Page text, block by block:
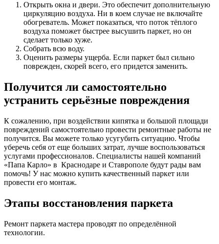
Открыть окна и двери. Это обеспечит дополнительную
циркуляцию воздуха. Ни в коем случае не включайте
обогреватель. Может показаться, что поток тёплого
воздуха поможет быстрее высушить паркет, но он
сделает только хуже.
Собрать всю воду.
Оценить размеры ущерба. Если паркет был сильно
поврежден, скорей всего, его придется заменить.
Получится ли самостоятельно
устранить серьёзные повреждения
К сожалению, при воздействии кипятка и большой площади
повреждений самостоятельно провести ремонтные работы не
получится. Вы можете только усугубить ситуацию. Чтобы
уберечь себя от еще больших затрат, лучше воспользоваться
услугами профессионалов. Специалисты нашей компаний
«Папа Карло» в Краснодаре и Ставрополе будут рады вам
помочь! У нас можно купить качественный паркет или
провести его монтаж.
Этапы восстановления паркета
Ремонт паркета мастера проводят по определённой
технологии.